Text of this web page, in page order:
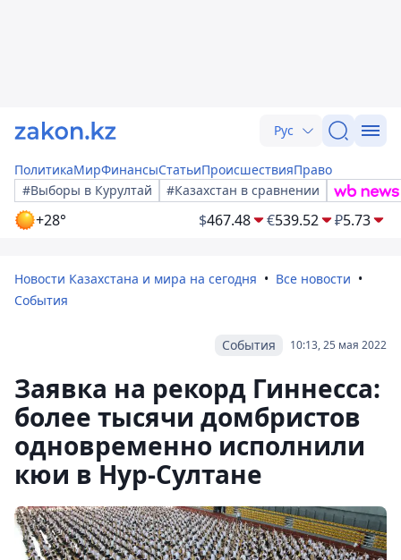
Рус
ПолитикаМирФинансыСтатьиПроисшествияПраво
#Выборы в Курултай
#Казахстан в сравнении
+28° $467.48 €539.52 ₽5.73
Новости Казахстана и мира на сегодня
Все новости
События
10:13, 25 мая 2022
События
Заявка на рекорд Гиннесса:
более тысячи домбристов
одновременно исполнили
кюи в Нур-Султане